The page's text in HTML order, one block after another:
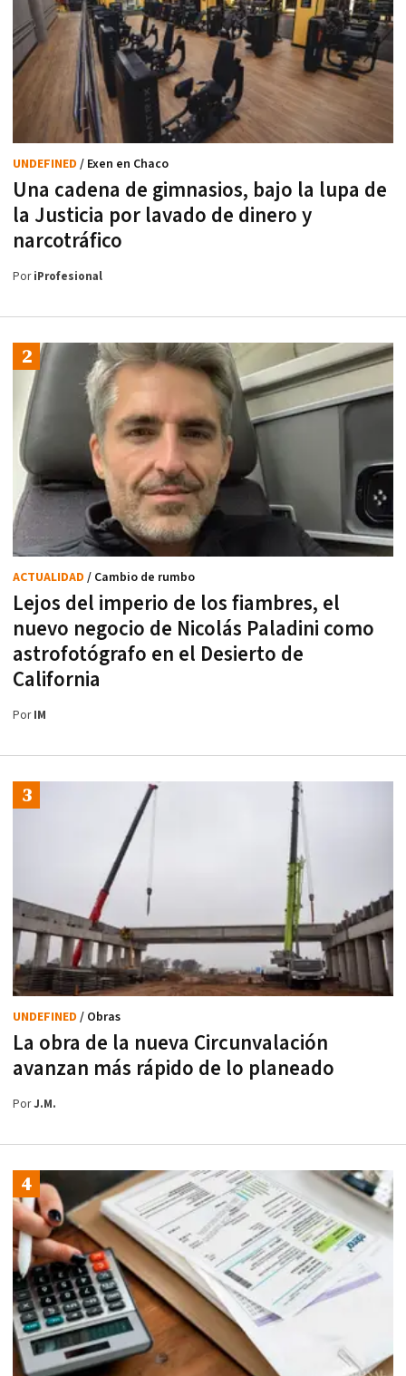
Una cadena de gimnasios, bajo la lupa de
la Justicia por lavado de dinero y
narcotráfico
UNDEFINED / Exen en Chaco
PoriProfesional
Lejos del imperio de los fiambres, el
nuevo negocio de Nicolás Paladini como
astrofotógrafo en el Desierto de
California
ACTUALIDAD / Cambio de rumbo
PorIM
La obra de la nueva Circunvalación
avanzan más rápido de lo planeado
UNDEFINED / Obras
PorJ.M.